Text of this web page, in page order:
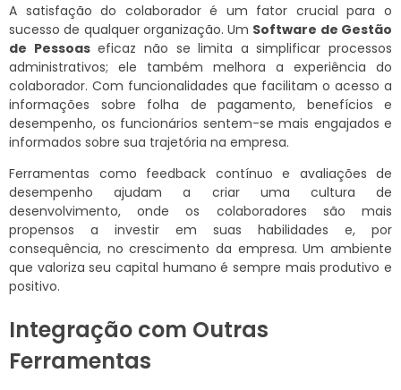
A satisfação do colaborador é um fator crucial para o
sucesso de qualquer organização. Um Software de Gestão
de Pessoaseficaz não se limita a simplificar processos
administrativos; ele também melhora a experiência do
colaborador. Com funcionalidades que facilitam o acesso a
informações sobre folha de pagamento, benefícios e
desempenho, os funcionários sentem-se mais engajados e
informados sobre sua trajetória na empresa.
Ferramentas como feedback contínuo e avaliações de
desempenho ajudam a criar uma cultura de
desenvolvimento, onde os colaboradores são mais
propensos a investir em suas habilidades e, por
consequência, no crescimento da empresa. Um ambiente
que valoriza seu capital humano é sempre mais produtivo e
positivo.
Integração com Outras
Ferramentas